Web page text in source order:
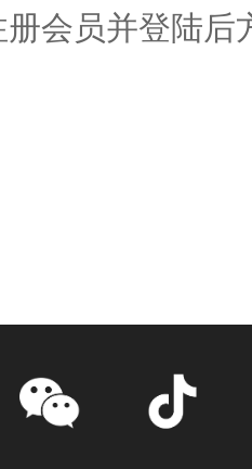
会员并登陆后